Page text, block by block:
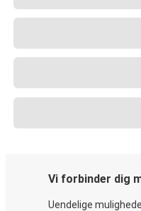
Vi forbinder dig
Uendelige